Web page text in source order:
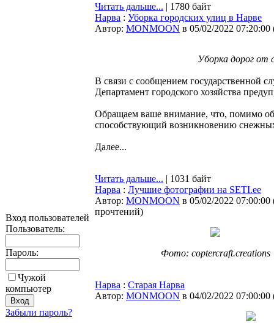
Вход пользователей
Пользователь:
Пароль:
Чужой
компьютер
Забыли пароль?
Читать дальше... | 1780 байт
Нарва : Уборка городских улиц в Нарве
Автор: MONMOON в 05/02/2022 07:20:00
Уборка дорог от
В связи с сообщением государственной
Департамент городского хозяйства
Обращаем ваше внимание, что, помимо
способствующий возникновению
Далее...
Читать дальше... | 1031 байт
Нарва : Лучшие фотографии на SETI.ee
Автор: MONMOON в 05/02/2022 07:00:00
прочтений)
Фото: coptercraft.creations
Нарва : Старая Нарва
Автор: MONMOON в 04/02/2022 07:00:00